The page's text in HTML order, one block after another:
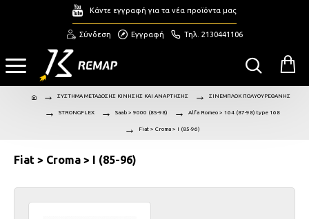
Κάντε εγγραφή για τα νέα προϊόντα μας
Σύνδεση Εγγραφή Τηλ. 2130441106
ΣΥΣΤΗΜΑ ΜΕΤΑΔΟΣΗΣ ΚΙΝΗΣΗΣ ΚΑΙ ΑΝΑΡΤΗΣΗΣ ΣΙΝΕΜΠΛΟΚ ΠΟΛΥΟΥΡΕΘΑΝΗΣ
STRONGFLEX Saab > 9000 (85-98) Alfa Romeo > 164 (87-98) type 168
Fiat > Croma > I (85-96)
Fiat > Croma > I (85-96)